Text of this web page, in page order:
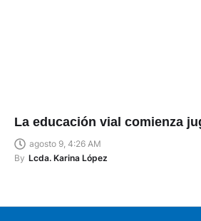
La educación vial comienza
agosto 9, 4:26 AM
By Lcda. Karina López